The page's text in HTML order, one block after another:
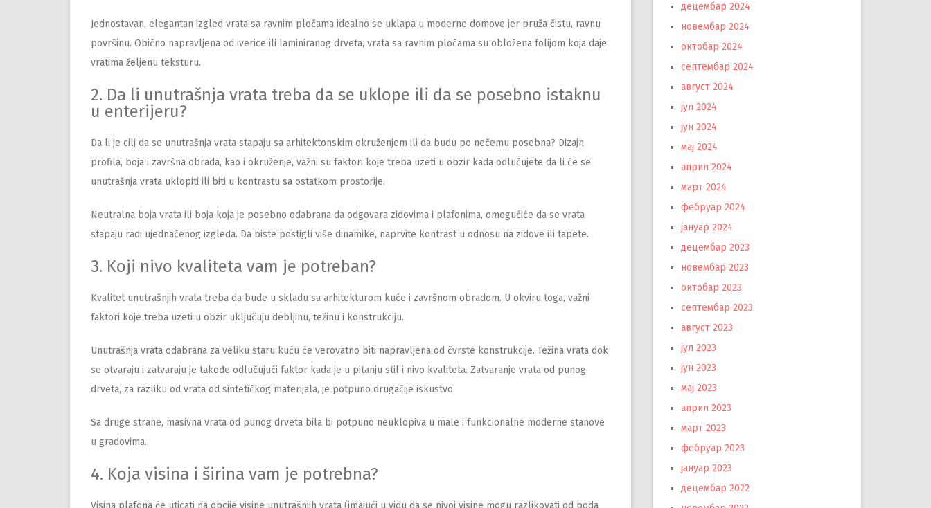
Jednostavan, elegantan izgled vrata sa ravnim pločama idealno se uklapa u moderne domove jer pruža čistu, ravnu
površinu. Obično napravljena od iverice ili laminiranog drveta, vrata sa ravnim pločama su obložena folijom koja daje
vratima željenu teksturu.
2. Da li unutrašnja vrata treba da se uklope ili da se posebno istaknu
u enterijeru?
Da li je cilj da se unutrašnja vrata stapaju sa arhitektonskim okruženjem ili da budu po nečemu posebna? Dizajn
profila, boja i završna obrada, kao i okruženje, važni su faktori koje treba uzeti u obzir kada odlučujete da li će se
unutrašnja vrata uklopiti ili biti u kontrastu sa ostatkom prostorije.
Neutralna boja vrata ili boja koja je posebno odabrana da odgovara zidovima i plafonima, omogućiće da se vrata
stapaju radi ujednačenog izgleda. Da biste postigli više dinamike, naprvite kontrast u odnosu na zidove ili tapete.
3. Koji nivo kvaliteta vam je potreban?
Kvalitet unutrašnjih vrata treba da bude u skladu sa arhitekturom kuće i završnom obradom. U okviru toga, važni
faktori koje treba uzeti u obzir uključuju debljinu, težinu i konstrukciju.
Unutrašnja vrata odabrana za veliku staru kuću će verovatno biti napravljena od čvrste konstrukcije. Težina vrata dok
se otvaraju i zatvaraju je takođe odlučujući faktor kada je u pitanju stil i nivo kvaliteta. Zatvaranje vrata od punog
drveta, za razliku od vrata od sintetičkog materijala, je potpuno drugačije iskustvo.
Sa druge strane, masivna vrata od punog drveta bila bi potpuno neuklopiva u male i funkcionalne moderne stanove
u gradovima.
4. Koja visina i širina vam je potrebna?
Visina plafona će uticati na opcije visine unutrašnjih vrata (imajući u vidu da se nivoi visine mogu razlikovati od poda
децембар 2024
новембар 2024
октобар 2024
септембар 2024
август 2024
јул 2024
јун 2024
мај 2024
април 2024
март 2024
фебруар 2024
јануар 2024
децембар 2023
новембар 2023
октобар 2023
септембар 2023
август 2023
јул 2023
јун 2023
мај 2023
април 2023
март 2023
фебруар 2023
јануар 2023
децембар 2022